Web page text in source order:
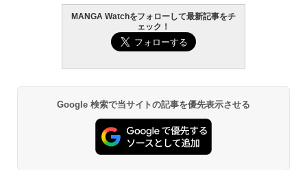
MANGA Watchをフォローして最新記事をチ
ェック！
Google 検索で当サイトの記事を優先表示させる